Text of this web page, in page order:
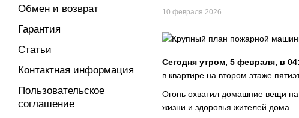
10 февраля 2026
Сегодня утром, 5 февраля, в
в квартире на втором этаже
Огонь охватил домашние вещи
жизни и здоровья жителей дома.
Обмен и возврат
Гарантия
Статьи
Контактная информация
Пользовательское
соглашение